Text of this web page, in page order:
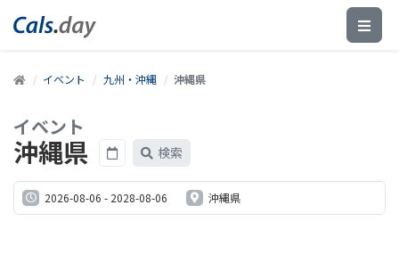
イベント 九州・沖縄 沖縄県
イベント
沖縄県 検索
2026-08-06 - 2028-08-06 沖縄県